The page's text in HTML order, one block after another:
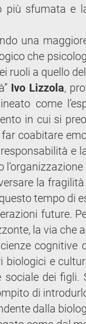
più sfumata e
una
che
ruoli a quello
Ivo Lizzola,
come
in cui si
coabitare
e
la
tempo di
future.
la via che
cognitive
biologici e
sociale dei
di
dalla